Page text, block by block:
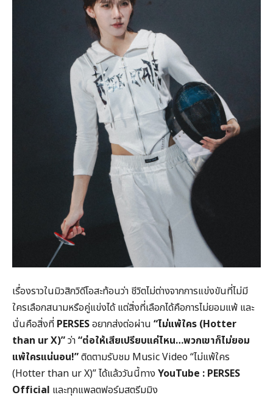
เรื่องราวในมิวสิกวิดีโอสะท้อนว่า ชีวิตไม่ต่างจากการแข่งขันที่ไม่มี
ใครเลือกสนามหรือคู่แข่งได้ แต่สิ่งที่เลือกได้คือการไม่ยอมแพ้ และ
นั่นคือสิ่งที่ PERSESอยากส่งต่อผ่าน “ไม่แพ้ใคร (Hotter
than ur X)”ว่า“ต่อให้เสียเปรียบแค่ไหน…พวกเขาก็ไม่ยอม
แพ้ใครแน่นอน!”ติดตามรับชม Music Video “ไม่แพ้ใคร
(Hotter than ur X)” ได้แล้ววันนี้ทาง YouTube : PERSES
Official และทุกแพลตฟอร์มสตรีมมิง